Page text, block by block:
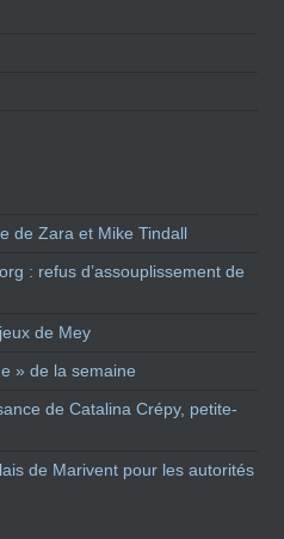
de Zara et Mike Tindall
: refus d’assouplissement de
de Mey
» de la semaine
de Catalina Crépy, petite-
de Marivent pour les autorités